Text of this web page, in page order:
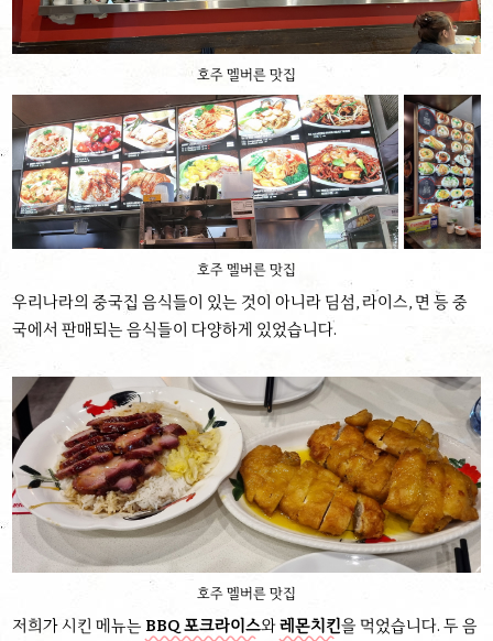
호주 멜버른 맛집
호주 멜버른 맛집
우리나라의 중국집 음식들이 있는 것이 아니라 딤섬, 라이스, 면 등 중
국에서 판매되는 음식들이 다양하게 있었습니다.
호주 멜버른 맛집
저희가 시킨 메뉴는 BBQ 포크라이스와레몬치킨을 먹었습니다. 두 음